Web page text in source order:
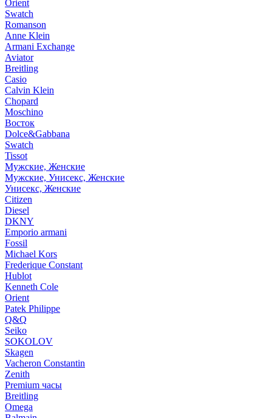
Orient
Swatch
Romanson
Anne Klein
Armani Exchange
Aviator
Breitling
Casio
Calvin Klein
Chopard
Moschino
Восток
Dolce&Gabbana
Swatch
Tissot
Мужские, Женские
Мужские, Унисекс, Женские
Унисекс, Женские
Citizen
Diesel
DKNY
Emporio armani
Fossil
Michael Kors
Frederique Constant
Hublot
Kenneth Cole
Orient
Patek Philippe
Q&Q
Seiko
SOKOLOV
Skagen
Vacheron Constantin
Zenith
Premium часы
Breitling
Omega